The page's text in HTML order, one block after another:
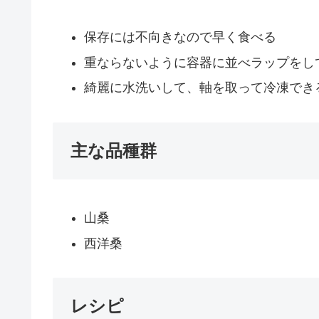
保存には不向きなので早く食べる
重ならないように容器に並べラップをし
綺麗に水洗いして、軸を取って冷凍でき
主な品種群
山桑
西洋桑
レシピ